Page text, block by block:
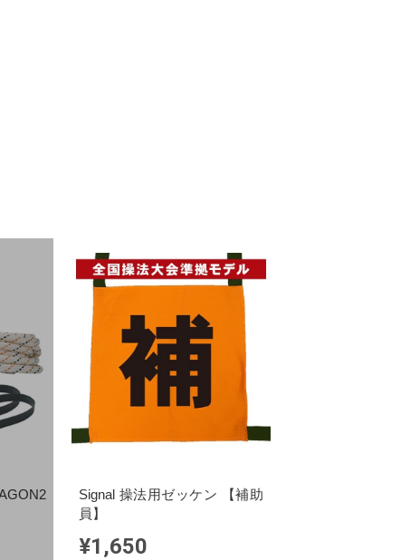
Signal 操法用ゼッケン 【補助
員】
¥1,650